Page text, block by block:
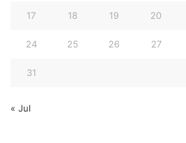
17 18 19 20
24 25 26 27
31
« Jul